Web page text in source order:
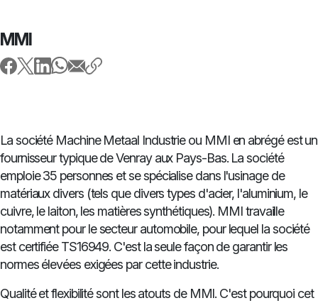
MMI
La société Machine Metaal Industrie ou MMI en abrégé est un
fournisseur typique de Venray aux Pays-Bas. La société
emploie 35 personnes et se spécialise dans l'usinage de
matériaux divers (tels que divers types d'acier, l'aluminium, le
cuivre, le laiton, les matières synthétiques). MMI travaille
notamment pour le secteur automobile, pour lequel la société
est certifiée TS16949. C'est la seule façon de garantir les
normes élevées exigées par cette industrie.
Qualité et flexibilité sont les atouts de MMI. C'est pourquoi cet